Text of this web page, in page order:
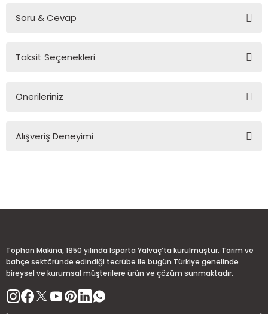
Soru & Cevap
Ürün hakkında henüz soru sorulmamış.
Taksit Seçenekleri
Önerileriniz
konularda yetersiz gördüğünüz noktaları öneri formunu
Bu ürüne benzer farklı alternatifler olmalı.
Alışveriş Deneyimi
Tophan Makina, 1950 yılında Isparta Yalvaç’ta kurulmuştur. Tarım ve
bahçe sektöründe edindiği tecrübe ile bugün Türkiye genelinde
bireysel ve kurumsal müşterilere ürün ve çözüm sunmaktadır.